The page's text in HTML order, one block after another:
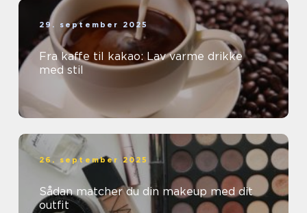
29. september 2025
Fra kaffe til kakao: Lav varme drikke
med stil
26. september 2025
Sådan matcher du din makeup med dit
outfit